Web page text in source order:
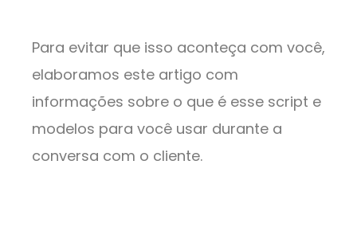
Para evitar que isso aconteça com você,
elaboramos este artigo com
informações sobre o que é esse script e
modelos para você usar durante a
conversa com o cliente.